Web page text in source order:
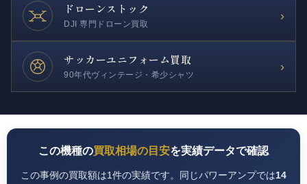
ドローンストック
DJI 専門ドローン買取
›
サッカーユニフォーム買取
90年代ヴィンテージ・希少シャツ
›
この機種の買取相場の目安を実績データで確認
この事例の買取額は1件の実績です。同じパワーアンプでは14